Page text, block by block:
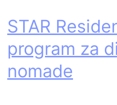
STAR
program za
nomade